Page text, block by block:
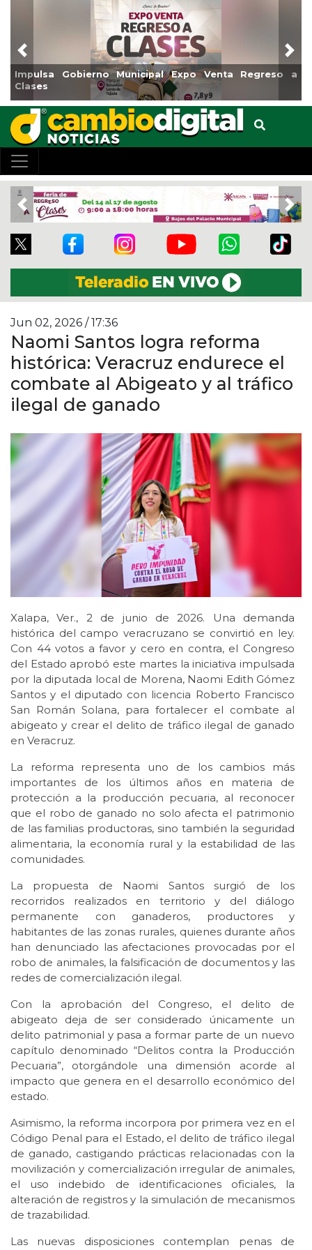
Gobierno Municipal Expo Venta Regreso a
Reabrirá
Previous
Previous
Jun 02, 2026 / 17:36
Naomi Santos logra reforma
histórica: Veracruz endurece el
combate al Abigeato y al tráfico
ilegal de ganado
Xalapa, Ver., 2 de junio de 2026. Una demanda
histórica del campo veracruzano se convirtió en ley.
Con 44 votos a favor y cero en contra, el Congreso
del Estado aprobó este martes la iniciativa impulsada
por la diputada local de Morena, Naomi Edith Gómez
Santos y el diputado con licencia Roberto Francisco
San Román Solana, para fortalecer el combate al
abigeato y crear el delito de tráfico ilegal de ganado
en Veracruz.
La reforma representa uno de los cambios más
importantes de los últimos años en materia de
protección a la producción pecuaria, al reconocer
que el robo de ganado no solo afecta el patrimonio
de las familias productoras, sino también la seguridad
alimentaria, la economía rural y la estabilidad de las
comunidades.
La propuesta de Naomi Santos surgió de los
recorridos realizados en territorio y del diálogo
permanente con ganaderos, productores y
habitantes de las zonas rurales, quienes durante años
han denunciado las afectaciones provocadas por el
robo de animales, la falsificación de documentos y las
redes de comercialización ilegal.
Con la aprobación del Congreso, el delito de
abigeato deja de ser considerado únicamente un
delito patrimonial y pasa a formar parte de un nuevo
capítulo denominado “Delitos contra la Producción
Pecuaria”, otorgándole una dimensión acorde al
impacto que genera en el desarrollo económico del
estado.
Asimismo, la reforma incorpora por primera vez en el
Código Penal para el Estado, el delito de tráfico ilegal
de ganado, castigando prácticas relacionadas con la
movilización y comercialización irregular de animales,
el uso indebido de identificaciones oficiales, la
alteración de registros y la simulación de mecanismos
de trazabilidad.
Las nuevas disposiciones contemplan penas de